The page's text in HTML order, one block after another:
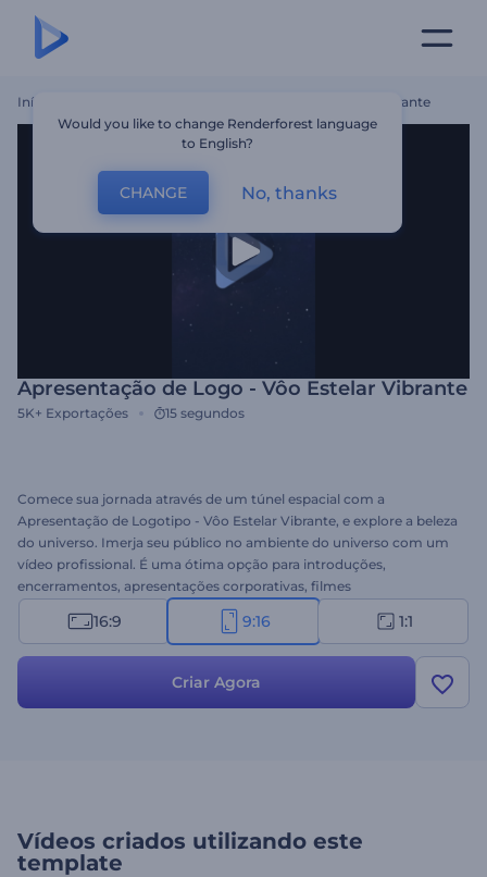
Início Apresentação De Logo - Vôo Estelar Vibrante
Apresentação de Logo - Vôo Estelar Vibrante
5K+ Exportações 15 segundos
Comece sua jornada através de um túnel espacial com a
Apresentação de Logotipo - Vôo Estelar Vibrante, e explore a beleza
do universo. Imerja seu público no ambiente do universo com um
vídeo profissional. É uma ótima opção para introduções,
encerramentos, apresentações corporativas, filmes
cinematográficos e muito mais. Experimente grátis!
16:9 9:16 1:1
Criar Agora
Vídeos criados utilizando este
template
Would you like to change Renderforest language
to English?
CHANGE No, thanks